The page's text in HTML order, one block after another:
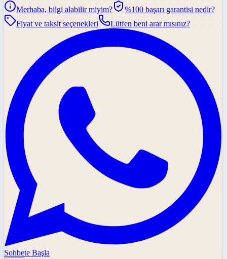
Merhaba, bilgi alabilir miyim?
%100 başarı garantisi nedir?
Fiyat ve taksit seçenekleri
Lütfen beni arar mısınız?
Sohbete Başla